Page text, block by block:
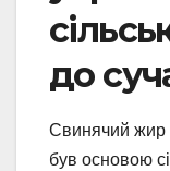
до
Свинячий жир
був основою